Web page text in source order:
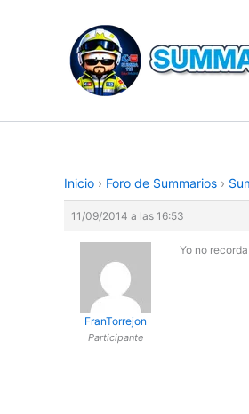
contenido
Inicio › Foro de Summarios ›
11/09/2014 a las 16:53
FranTorrejon
Participante
Yo no